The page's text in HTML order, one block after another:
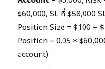
$60,000, SL ที่ $58,000
Position Size = $100 ÷
Position = 0.05 ×
account)